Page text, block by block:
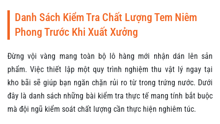
Danh Sách Kiểm Tra Chất Lượng Tem Niêm
Phong Trước Khi Xuất Xưởng
Đừng vội vàng mang toàn bộ lô hàng mới nhận dán lên sản
phẩm. Việc thiết lập một quy trình nghiệm thu vật lý ngay tại
kho bãi sẽ giúp bạn ngăn chặn rủi ro từ trong trứng nước. Dưới
đây là danh sách những bài kiểm tra thực tế mang tính bắt buộc
mà đội ngũ kiểm soát chất lượng cần thực hiện nghiêm túc.